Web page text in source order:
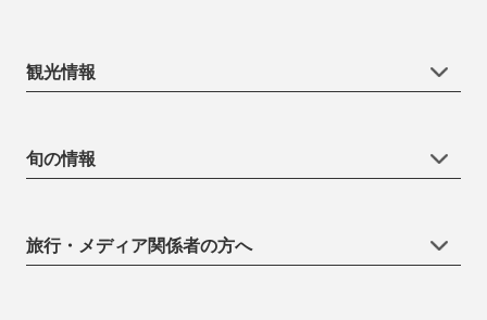
観光情報
旬の情報
旅行・メディア関係者の方へ